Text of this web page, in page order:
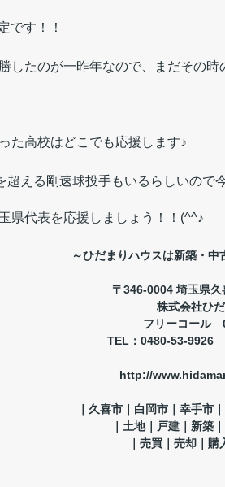
です！！
したのが一昨年なので、まだその時
た高校はどこでも応援します♪
超える剛速球投手もいるらしいので
県代表を応援しましょう！！(^^♪
～ひだまりハウスは新築・
〒346-0004 埼玉県
株式会社ひ
フリーコール
TEL ：0480-53-9926
http://
｜久喜市｜白岡市｜幸手市
｜土地｜戸建｜新築
｜売買｜売却｜購